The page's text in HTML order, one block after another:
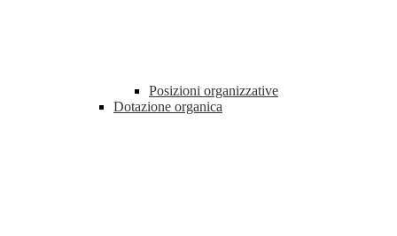
Posizioni organizzative
Dotazione organica